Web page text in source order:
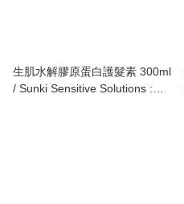
生肌水解膠原蛋白護髮素 300ml
/ Sunki Sensitive Solutions :